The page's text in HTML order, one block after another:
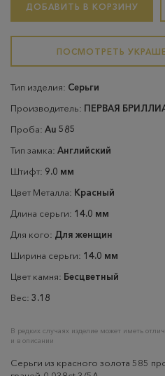
ДОБАВИТЬ В КОРЗИНУ
ПОСМОТРЕТЬ
Тип изделия: Серьги
Производитель: ПЕРВАЯ
Проба: Au 585
Тип замка: Английский
Штифт: 9.0 мм
Цвет Металла: Красный
Длина серьги: 14.0 мм
Для кого: Для женщин
Ширина серьги: 14.0 мм
Цвет камня: Бесцветный
Вес: 3.18
В редких случаях изделие может иметь
и в описании
Серьги из красного золота 585